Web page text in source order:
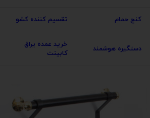
کنج حمام تقسیم کننده کشو
دستگیره هوشمند
خرید عمده یراق
کابینت